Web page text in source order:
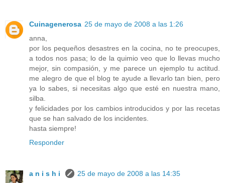
Cuinagenerosa 25 de mayo de 2008 a las 1:26
anna,
por los pequeños desastres en la cocina, no te preocupes,
a todos nos pasa; lo de la quimio veo que lo llevas mucho
mejor, sin compasión, y me parece un ejemplo tu actitud.
me alegro de que el blog te ayude a llevarlo tan bien, pero
ya lo sabes, si necesitas algo que esté en nuestra mano,
silba.
y felicidades por los cambios introducidos y por las recetas
que se han salvado de los incidentes.
hasta siempre!
Responder
a n i s h i
25 de mayo de 2008 a las 14:35